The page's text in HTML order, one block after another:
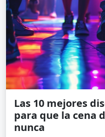
Las 10 mejores
para que la cena
nunca